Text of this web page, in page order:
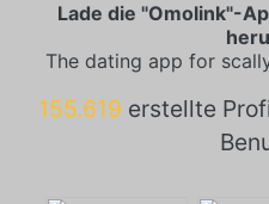
Lade die "Omolink"-
The dating app for
155.619 erstellte